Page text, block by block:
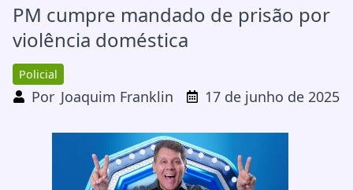
PM cumpre mandado de prisão por
violência doméstica
Policial
Por Joaquim Franklin 17 de junho de 2025